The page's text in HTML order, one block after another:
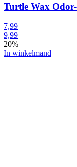
Turtle Wax
7,99
9,99
20%
In winkelmand